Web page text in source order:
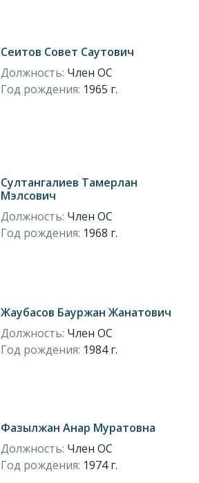
Сеитов Совет Саутович
Должность: Член ОС
Год рождения: 1965 г.
Султангалиев Тамерлан
Мэлсович
Должность: Член ОС
Год рождения: 1968 г.
Жаубасов Бауржан Жанатович
Должность: Член ОС
Год рождения: 1984 г.
Фазылжан Анар Муратовна
Должность: Член ОС
Год рождения: 1974 г.